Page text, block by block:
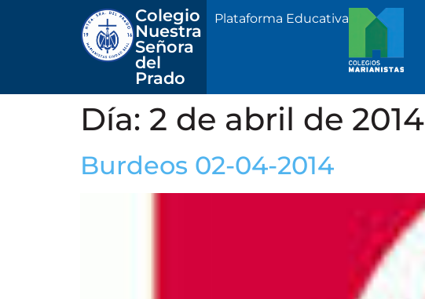
Colegio
Nuestra
Señora
del
Prado
Plataforma Educativa
Día: 2 de abril de 2014
Burdeos 02-04-2014